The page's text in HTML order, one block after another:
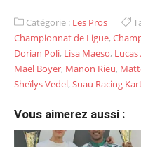
Catégorie : Les Pros
Championnat de Ligue,
Dorian Poli, Lisa Maeso,
Maël Boyer, Manon Rieu,
Sheïlys Vedel, Suau Racing
Vous aimerez aussi :